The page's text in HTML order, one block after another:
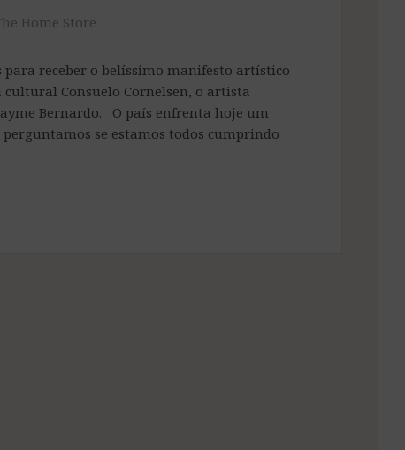
Home Store
receber o belíssimo manifesto artístico
Consuelo Cornelsen, o artista
Bernardo. O país enfrenta hoje um
se estamos todos cumprindo